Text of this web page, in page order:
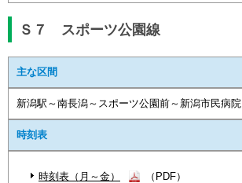
Ｓ７ スポーツ公園線
主な区間
新潟駅～南長潟～スポーツ公園前～新潟市民病院
時刻表
時刻表（月～金）
（PDF）